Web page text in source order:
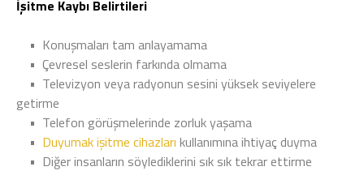
İşitme Kaybı Belirtileri
• Konuşmaları tam anlayamama
• Çevresel seslerin farkında olmama
• Televizyon veya radyonun sesini yüksek seviyelere
getirme
• Telefon görüşmelerinde zorluk yaşama
• Duyumak işitme cihazları kullanımına ihtiyaç duyma
• Diğer insanların söylediklerini sık sık tekrar ettirme